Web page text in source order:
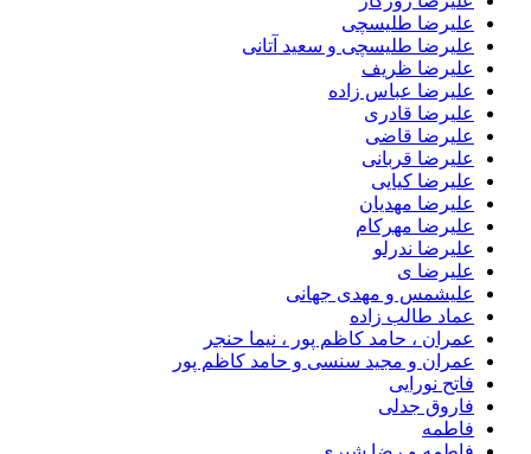
علیرضا طلیسچی
علیرضا طلیسچی و سعید آتانی
علیرضا ظریف
علیرضا عباس زاده
علیرضا قادری
علیرضا قاضی
علیرضا قربانی
علیرضا کیایی
علیرضا مهدیان
علیرضا مهرکام
علیرضا ندرلو
علیرضا ی
علیشمس و مهدی جهانی
عماد طالب زاده
عمران ، حامد کاظم پور ، نیما حنجر
عمران و مجید سنسی و حامد کاظم پور
فاتح نورایی
فاروق جدلی
فاطمه